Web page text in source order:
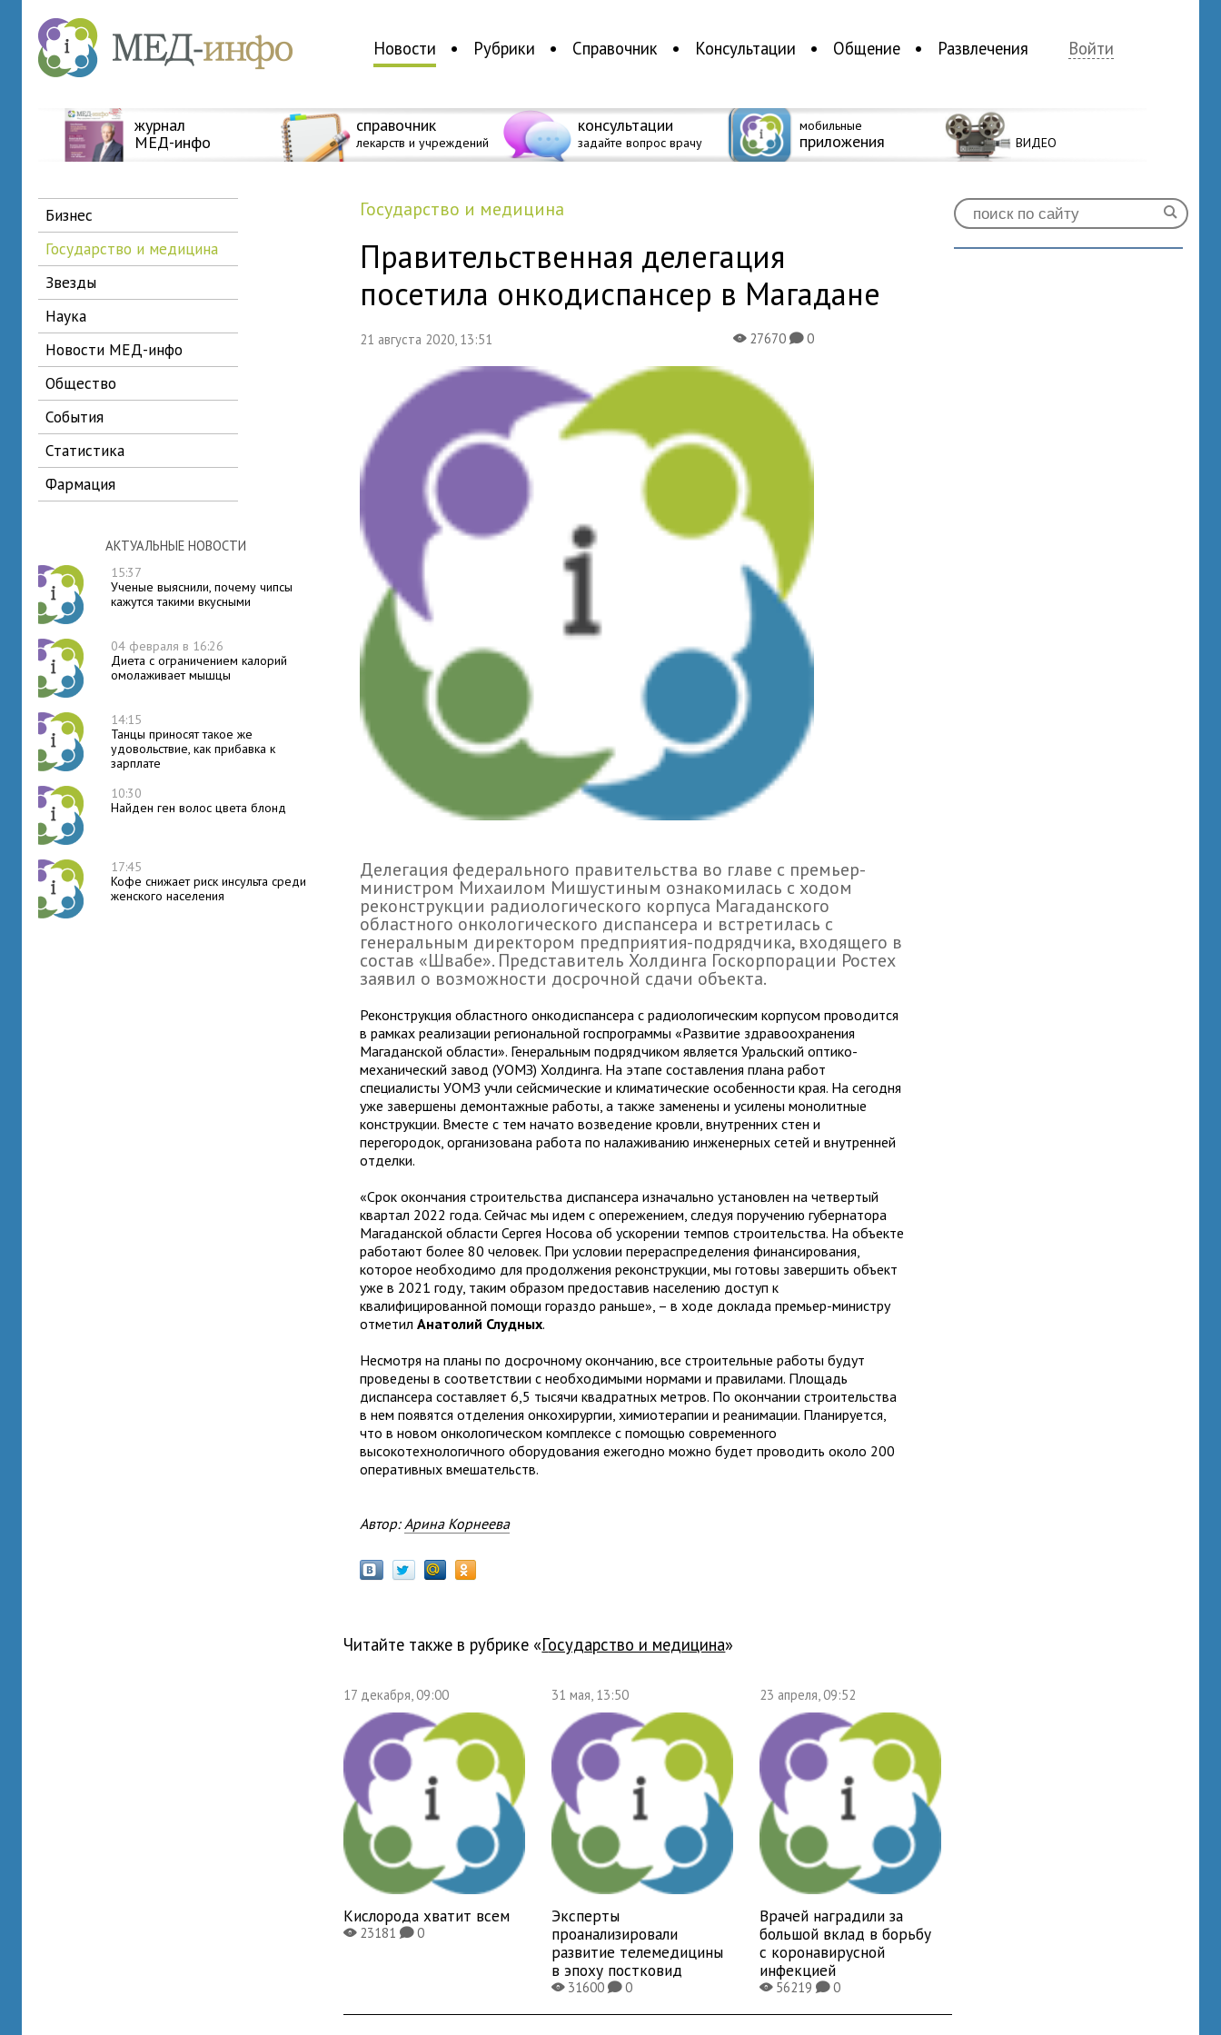
Новости Рубрики Справочник Консультации Общение Развлечения Войти
журнал
МЕД-инфо
справочник
лекарств и учреждений
консультации
задайте вопрос врачу
мобильные
приложения ВИДЕО
бизнес
государство и медицина
звезды
наука
новости МЕД-инфо
общество
события
статистика
фармация
АКТУАЛЬНЫЕ НОВОСТИ
15:37
Ученые выяснили, почему чипсы
кажутся такими вкусными
04 февраля в 16:26
Диета с ограничением калорий
омолаживает мышцы
14:15
Танцы приносят такое же
удовольствие, как прибавка к
зарплате
10:30
Найден ген волос цвета блонд
17:45
Кофе снижает риск инсульта среди
женского населения
государство и медицина
Правительственная делегация
посетила онкодиспансер в Магадане
21 августа 2020, 13:51 X27670K0
Делегация федерального правительства во главе с премьер-
министром Михаилом Мишустиным ознакомилась с ходом
реконструкции радиологического корпуса Магаданского
областного онкологического диспансера и встретилась с
генеральным директором предприятия-подрядчика, входящего в
состав «Швабе». Представитель Холдинга Госкорпорации Ростех
заявил о возможности досрочной сдачи объекта.
Реконструкция областного онкодиспансера с радиологическим корпусом проводится
в рамках реализации региональной госпрограммы «Развитие здравоохранения
Магаданской области». Генеральным подрядчиком является Уральский оптико-
механический завод (УОМЗ) Холдинга. На этапе составления плана работ
специалисты УОМЗ учли сейсмические и климатические особенности края. На сегодня
уже завершены демонтажные работы, а также заменены и усилены монолитные
конструкции. Вместе с тем начато возведение кровли, внутренних стен и
перегородок, организована работа по налаживанию инженерных сетей и внутренней
отделки.
«Срок окончания строительства диспансера изначально установлен на четвертый
квартал 2022 года. Сейчас мы идем с опережением, следуя поручению губернатора
Магаданской области Сергея Носова об ускорении темпов строительства. На объекте
работают более 80 человек. При условии перераспределения финансирования,
которое необходимо для продолжения реконструкции, мы готовы завершить объект
уже в 2021 году, таким образом предоставив населению доступ к
квалифицированной помощи гораздо раньше», – в ходе доклада премьер-министру
отметилАнатолий Слудных.
Несмотря на планы по досрочному окончанию, все строительные работы будут
проведены в соответствии с необходимыми нормами и правилами. Площадь
диспансера составляет 6,5 тысячи квадратных метров. По окончании строительства
в нем появятся отделения онкохирургии, химиотерапии и реанимации. Планируется,
что в новом онкологическом комплексе с помощью современного
высокотехнологичного оборудования ежегодно можно будет проводить около 200
оперативных вмешательств.
Автор:Арина Корнеева
Читайте также в рубрике « государство и медицина»
17 декабря, 09:00
Кислорода хватит всем
X23181K0
31 мая, 13:50
Эксперты
проанализировали
развитие телемедицины
в эпоху постковид
X31600K0
23 апреля, 09:52
Врачей наградили за
большой вклад в борьбу
с коронавирусной
инфекцией
X56219K0